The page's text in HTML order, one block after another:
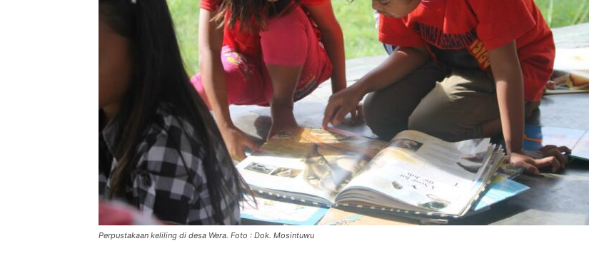
Perpustakaan keliling di desa Wera. Foto : Dok. Mosintuwu